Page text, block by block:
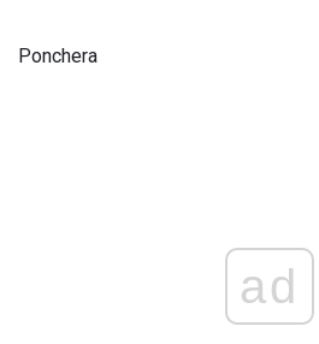
Ponchera
ad